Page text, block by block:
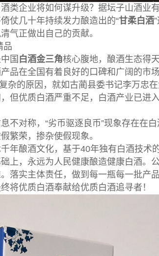
企业将如何谋升级？据坛子山酒业
仗几十年持续发力酿造出的“甘柔白酒
气正做出自己的贡献。
品
国 白酒金三角核心腹地，酿酒生态得
品在全国有着良好的口碑和广阔的市
杂的原因，就如古蔺县委书记李万忠
但优质白酒严重不足，白酒产业已进
对称，“劣币驱逐良币”现象存在在白
繁荣，掺杂使假现象。
酿酒文化，基于40年独有白酒技术
上，永远为人民健康酿造健康白酒。
落实主体责任，做到每一瓶每一批产
将优质白酒奉献给优质白酒追寻者！